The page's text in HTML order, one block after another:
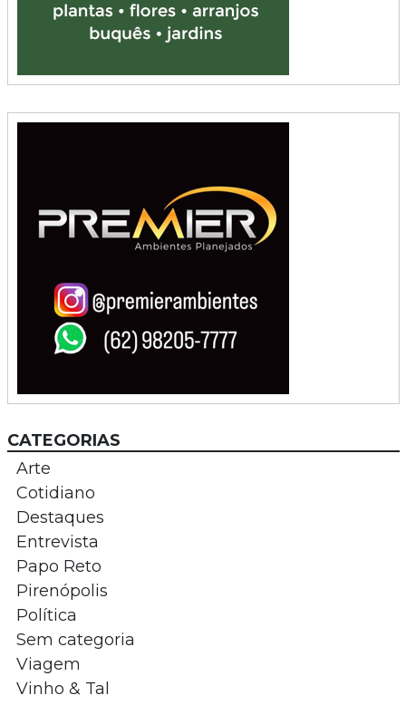
CATEGORIAS
Arte
Cotidiano
Destaques
Entrevista
Papo Reto
Pirenópolis
Política
Sem categoria
Viagem
Vinho & Tal